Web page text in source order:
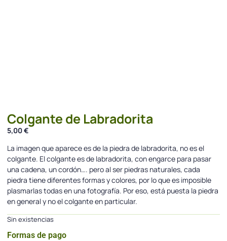
Colgante de Labradorita
5,00€
La imagen que aparece es de la piedra de labradorita, no es el
colgante. El colgante es de labradorita, con engarce para pasar
una cadena, un cordón…. pero al ser piedras naturales, cada
piedra tiene diferentes formas y colores, por lo que es imposible
plasmarlas todas en una fotografía. Por eso, está puesta la piedra
en general y no el colgante en particular.
Sin existencias
Formas de pago